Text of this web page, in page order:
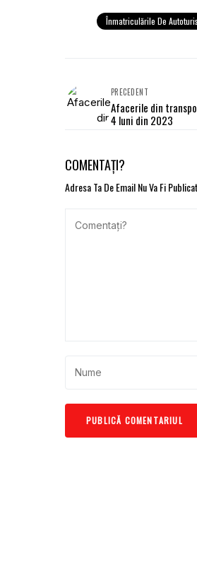
Înmatriculările De
PRECEDENT
Afacerile din
4 luni din 2023
COMENTAȚI?
Adresa Ta De Email Nu Va Fi